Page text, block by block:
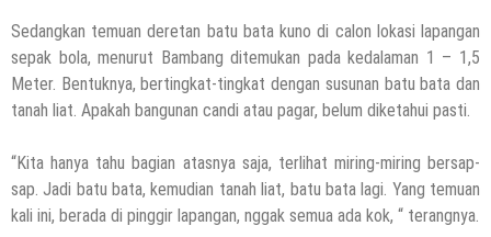
Sedangkan temuan deretan batu bata kuno di calon lokasi lapangan
sepak bola, menurut Bambang ditemukan pada kedalaman 1 – 1,5
Meter. Bentuknya, bertingkat-tingkat dengan susunan batu bata dan
tanah liat. Apakah bangunan candi atau pagar, belum diketahui pasti.
“Kita hanya tahu bagian atasnya saja, terlihat miring-miring bersap-
sap. Jadi batu bata, kemudian tanah liat, batu bata lagi. Yang temuan
kali ini, berada di pinggir lapangan, nggak semua ada kok, “ terangnya.